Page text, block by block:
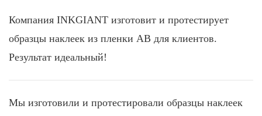
Компания INKGIANT изготовит и протестирует
образцы наклеек из пленки AB для клиентов.
Результат идеальный!
Мы изготовили и протестировали образцы наклеек